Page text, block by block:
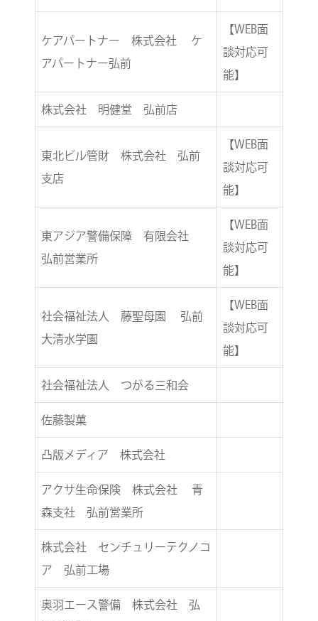
ケアパートナー 株式会社 ケ
アパートナー弘前
【WEB面
談対応可
能】
株式会社 明健堂 弘前店
東北ビル管財 株式会社 弘前
支店
【WEB面
談対応可
能】
東アジア警備保障 有限会社
弘前営業所
【WEB面
談対応可
能】
社会福祉法人 藤聖母園 弘前
大清水学園
【WEB面
談対応可
能】
社会福祉法人 つがる三和会
佐藤製菓
凸版メディア 株式会社
アクサ生命保険 株式会社 青
森支社 弘前営業所
株式会社 センチュリーテクノコ
ア 弘前工場
奥羽エース警備 株式会社 弘